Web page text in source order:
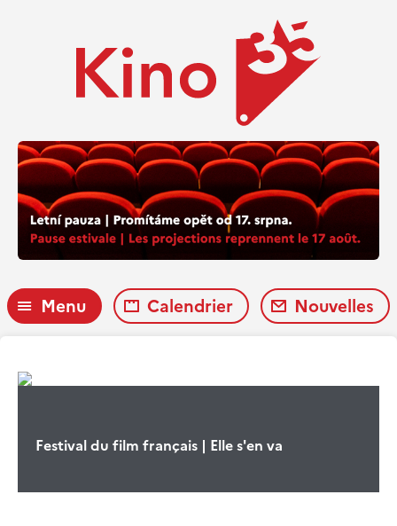
Menu Calendrier Nouvelles
Festival du film français | Elle s'en va